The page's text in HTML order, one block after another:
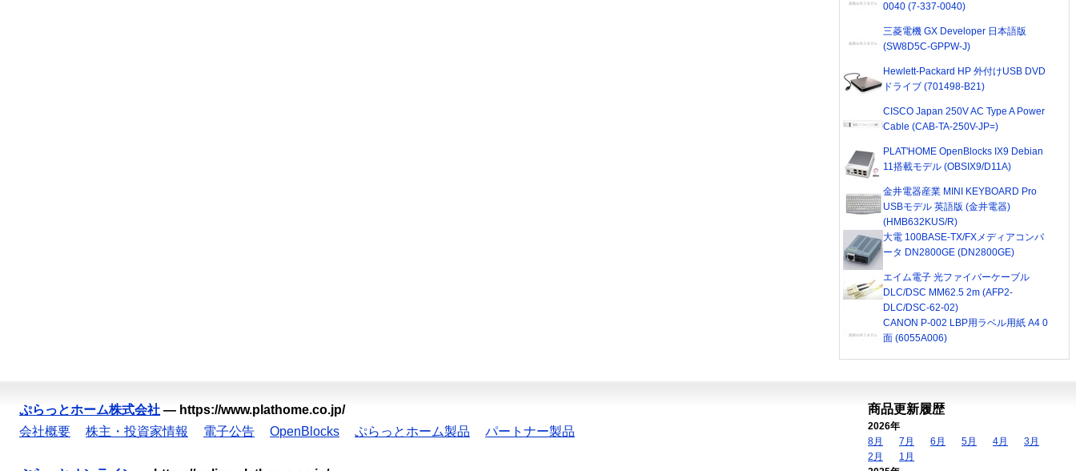
0040 (7-337-0040)
三菱電機 GX Developer 日本語版
(SW8D5C-GPPW-J)
Hewlett-Packard HP 外付けUSB DVD
ドライブ (701498-B21)
CISCO Japan 250V AC Type A Power
Cable (CAB-TA-250V-JP=)
PLAT'HOME OpenBlocks IX9 Debian
11搭載モデル (OBSIX9/D11A)
金井電器産業 MINI KEYBOARD Pro
USBモデル 英語版 (金井電器)
(HMB632KUS/R)
大電 100BASE-TX/FXメディアコンバ
ータ DN2800GE (DN2800GE)
エイム電子 光ファイバーケーブル
DLC/DSC MM62.5 2m (AFP2-
DLC/DSC-62-02)
CANON P-002 LBP用ラベル用紙 A4 0
面 (6055A006)
ぷらっとホーム株式会社 — https://www.plathome.co.jp/
会社概要
株主・投資家情報 電子公告 OpenBlocks ぷらっとホーム製品 パートナー製品
商品更新履歴
2026年
8月
7月 6月 5月 4月
3月
2月
1月